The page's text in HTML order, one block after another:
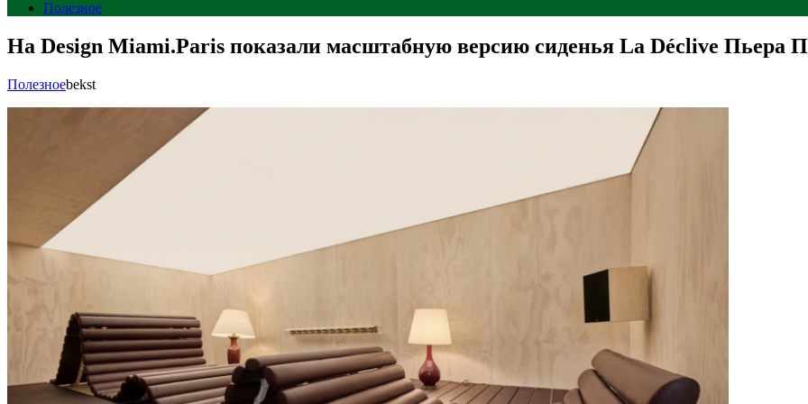
Полезное
На Design Miami.Paris показали масштабную версию сиденья La Déclive Пьера
Полезноеbekst